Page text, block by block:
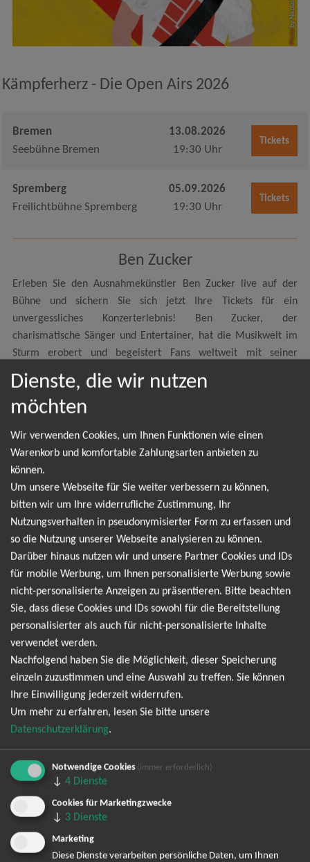
Photo
by Nikolai
Kämpferherz - Die Open Airs 2026
Bremen
Seebühne Bremen
13.08.2026
19:30 Uhr
Tickets
Spremberg
Freilichtbühne Spremberg
05.09.2026
19:30 Uhr
Tickets
Ben Zucker
Erleben Sie den Ausnahmekünstler Ben Zucker live auf der
Bühne und sichern Sie sich jetzt Ihre Tickets für ein
unvergessliches Konzerterlebnis! Ben Zucker, der
charismatische Sänger und Entertainer, hat die Musikwelt im
Sturm erobert und begeistert Fans weltweit mit seiner
einzigartigen Stimme und seiner mitreißenden
Bühnenpräsenz.Ben Zucker, geboren und aufgewachsen in
Berlin, hat sich in kürzester Zeit einen festen Platz in der
und?!" stieg er direkt auf Platz 4 der deutschen Albumcharts
ein und wurde mit Gold ausgezeichnet. Seine Musik verbindet
gekonnt verschiedene Genres, von Rock und Pop bis zu
Schlager und Country, und spricht damit ein breites Publikum
an. Seine eindrucksvolle Stimme und die aufrichtigen Texte
seiner Songs berühren die Herzen der Zuhörer und verleihen
seinen Auftritten eine besondere Tiefe. Die Konzerte von Ben
Zucker sind nicht nur musikalische Highlights, sondern auch
echte Emotionsgeladene Events, bei denen die Fans
gemeinsam singen, tanzen und unvergessliche Momente
erleben. Worauf warten Sie noch? Kaufen Sie Ihre Tickets jetzt
und freuen Sie sich auf einen Abend voller Musik und
Emotionen mit Ben Zucker!
Kämpferherz - Die Open Airs 2026
TOP-Events
André Rieu Tickets
David Garrett Tickets
Andrea Berg Tickets
Backstreet Boys Tickets
Unheilig Tickets
Dienste, die wir nutzen
möchten
Wir verwenden Cookies, um Ihnen Funktionen wie einen
Warenkorb und komfortable Zahlungsarten anbieten zu
können.
Um unsere Webseite für Sie weiter verbessern zu können,
bitten wir um Ihre widerrufliche Zustimmung, Ihr
Nutzungsverhalten in pseudonymisierter Form zu erfassen und
so die Nutzung unserer Webseite analysieren zu können.
Darüber hinaus nutzen wir und unsere Partner Cookies und IDs
für mobile Werbung, um Ihnen personalisierte Werbung sowie
nicht-personalisierte Anzeigen zu präsentieren. Bitte beachten
Sie, dass diese Cookies und IDs sowohl für die Bereitstellung
personalisierter als auch für nicht-personalisierte Inhalte
verwendet werden.
Nachfolgend haben Sie die Möglichkeit, dieser Speicherung
einzeln zuzustimmen und eine Auswahl zu treffen. Sie können
Ihre Einwilligung jederzeit widerrufen.
Um mehr zu erfahren, lesen Sie bitte unsere
Datenschutzerklärung.
Notwendige Cookies (immer erforderlich)
↓ 4 Dienste
Cookies für Marketingzwecke
↓ 3 Dienste
Marketing
Diese Dienste verarbeiten persönliche Daten, um Ihnen